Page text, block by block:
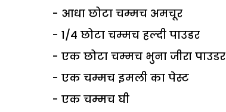
- आधा छोटा चम्मच अमचूर
- 1/4 छोटा चम्मच हल्दी पाउडर
- एक छोटा चम्मच भुना जीरा पाउडर
- एक चम्मच इमली का पेस्ट
- एक चम्मच घी